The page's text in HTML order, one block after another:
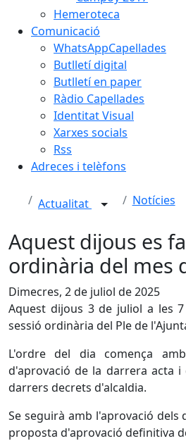
Hemeroteca
Comunicació
WhatsAppCapellades
Butlletí digital
Butlletí en paper
Ràdio Capellades
Identitat Visual
Xarxes socials
Rss
Adreces i telèfons
Actualitat Notícies
Aquest dijous es
ordinària del mes
Dimecres, 2 de juliol de 2025
Aquest dijous 3 de juliol a les
sessió ordinària del Ple de
L'ordre del dia comença
d'aprovació de la darrera acta
darrers decrets d'alcaldia.
Se seguirà amb l'aprovació dels
proposta d'aprovació definitiva